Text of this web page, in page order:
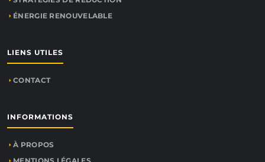
ÉNERGIE RENOUVELABLE
LIENS UTILES
CONTACT
INFORMATIONS
À PROPOS